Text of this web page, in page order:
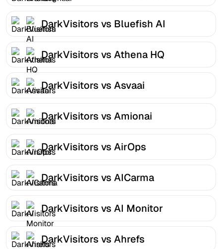
DarkVisitors vs Bluefish AI
DarkVisitors vs Athena HQ
DarkVisitors vs Asvaai
DarkVisitors vs Amionai
DarkVisitors vs AirOps
DarkVisitors vs AICarma
DarkVisitors vs AI Monitor
DarkVisitors vs Ahrefs